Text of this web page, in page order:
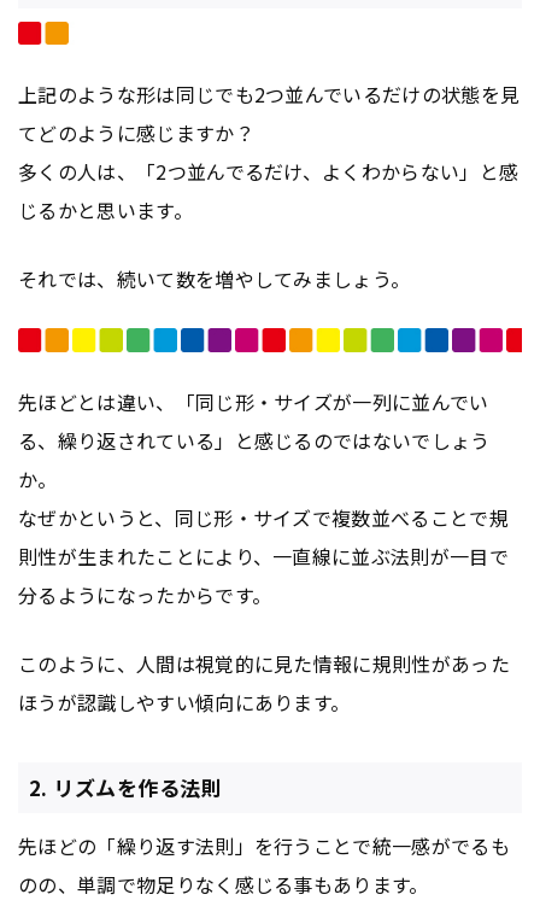
上記のような形は同じでも2つ並んでいるだけの状態を見
てどのように感じますか？
多くの人は、「2つ並んでるだけ、よくわからない」と感
じるかと思います。
それでは、続いて数を増やしてみましょう。
先ほどとは違い、「同じ形・サイズが一列に並んでい
る、繰り返されている」と感じるのではないでしょう
か。
なぜかというと、同じ形・サイズで複数並べることで規
則性が生まれたことにより、一直線に並ぶ法則が一目で
分るようになったからです。
このように、人間は視覚的に見た情報に規則性があった
ほうが認識しやすい傾向にあります。
2. リズムを作る法則
先ほどの「繰り返す法則」を行うことで統一感がでるも
のの、単調で物足りなく感じる事もあります。